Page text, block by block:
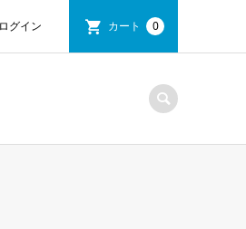
ログイン カート 0